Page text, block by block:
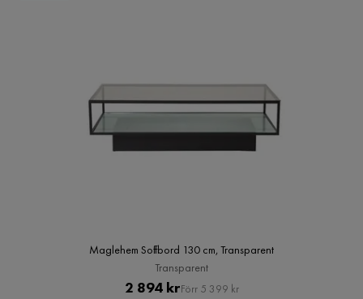
Maglehem Soffbord 130 cm, Transparent
Transparent
Pris
2 894 krOriginal
Förr 5 399 kr